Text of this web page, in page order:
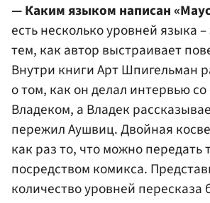
— Каким языком написан
есть несколько уровней языка
тем, как автор выстраивает
Внутри книги Арт Шпигельман
о том, как он делал интервью
Владеком, а Владек
пережил Аушвиц. Двойная
как раз то, что можно передать
посредством комикса.
количество уровней пересказа